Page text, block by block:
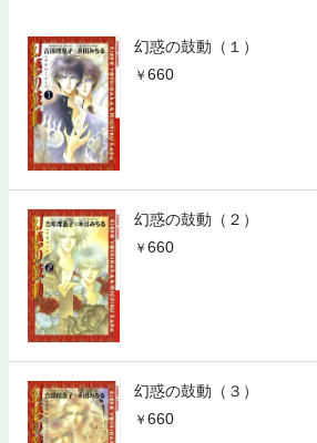
幻惑の鼓動（１）
660
幻惑の鼓動（２）
660
幻惑の鼓動（３）
660